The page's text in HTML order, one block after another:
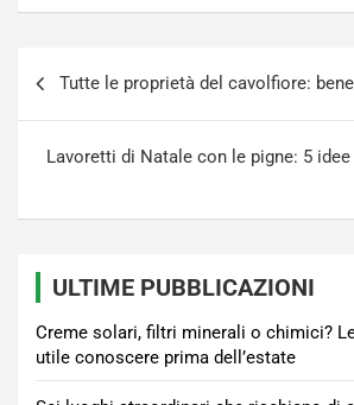
Tutte le proprietà del cavolfiore:
Lavoretti di Natale con le pigne: 5
ULTIME PUBBLICAZIONI
Creme solari, filtri minerali o chimici?
utile conoscere prima dell’estate